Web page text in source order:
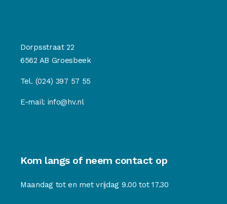
Dorpsstraat 22
6562 AB Groesbeek
Tel. (024) 397 57 55
E-mail: info@hv.nl
Kom langs of neem contact op
Maandag tot en met vrijdag 9.00 tot 17.30